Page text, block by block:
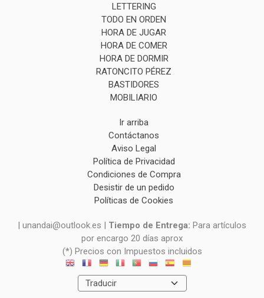
LETTERING
TODO EN ORDEN
HORA DE JUGAR
HORA DE COMER
HORA DE DORMIR
RATONCITO PÉREZ
BASTIDORES
MOBILIARIO
Ir arriba
Contáctanos
Aviso Legal
Política de Privacidad
Condiciones de Compra
Desistir de un pedido
Políticas de Cookies
| unandai@outlook.es | Tiempo de Entrega: Para artículos
por encargo 20 días aprox
(*) Precios con Impuestos incluidos